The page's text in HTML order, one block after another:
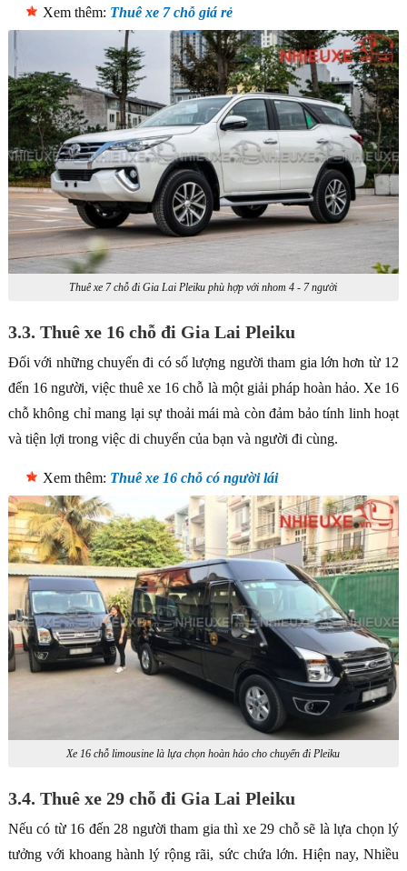
Xem thêm: Thuê xe 7 chỗ giá rẻ
Thuê xe 7 chỗ đi Gia Lai Pleiku phù hợp với nhom 4 - 7 người
3.3. Thuê xe 16 chỗ đi Gia Lai Pleiku
Đối với những chuyến đi có số lượng người tham gia lớn hơn từ 12
đến 16 người, việc thuê xe 16 chỗ là một giải pháp hoàn hảo. Xe 16
chỗ không chỉ mang lại sự thoải mái mà còn đảm bảo tính linh hoạt
và tiện lợi trong việc di chuyển của bạn và người đi cùng.
Xem thêm: Thuê xe 16 chỗ có người lái
Xe 16 chỗ limousine là lựa chọn hoàn hảo cho chuyến đi Pleiku
3.4. Thuê xe 29 chỗ đi Gia Lai Pleiku
Nếu có từ 16 đến 28 người tham gia thì xe 29 chỗ sẽ là lựa chọn lý
tưởng với khoang hành lý rộng rãi, sức chứa lớn. Hiện nay, Nhiều